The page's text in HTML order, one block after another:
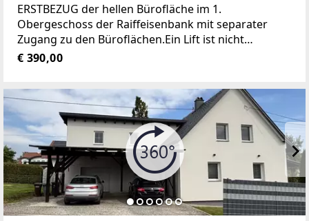
ERSTBEZUG der hellen Bürofläche im 1.
Obergeschoss der Raiffeisenbank mit separater
Zugang zu den Büroflächen.Ein Lift ist nicht
vorhanden!Jedes Büro ist mit einem Schließsystem
€ 390,00